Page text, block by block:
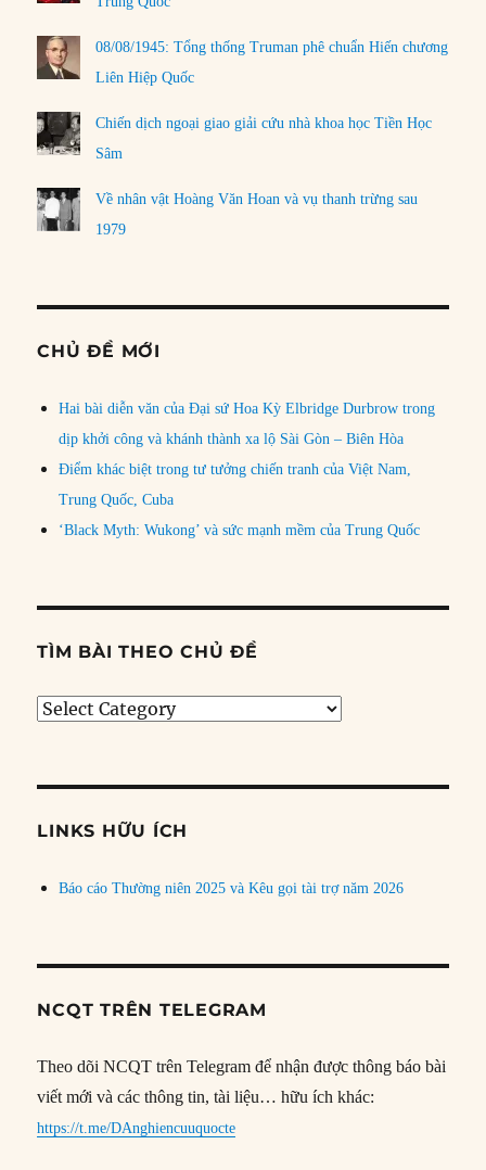
08/08/1945: Tổng thống Truman phê chuẩn Hiến chương
Liên Hiệp Quốc
Chiến dịch ngoại giao giải cứu nhà khoa học Tiền Học
Sâm
Về nhân vật Hoàng Văn Hoan và vụ thanh trừng sau
1979
CHỦ ĐỀ MỚI
Hai bài diễn văn của Đại sứ Hoa Kỳ Elbridge Durbrow trong
dịp khởi công và khánh thành xa lộ Sài Gòn – Biên Hòa
Điểm khác biệt trong tư tưởng chiến tranh của Việt Nam,
Trung Quốc, Cuba
‘Black Myth: Wukong’ và sức mạnh mềm của Trung Quốc
TÌM BÀI THEO CHỦ ĐỀ
Tìm
đề
LINKS HỮU ÍCH
Báo cáo Thường niên 2025 và Kêu gọi tài trợ năm 2026
NCQT TRÊN TELEGRAM
Theo dõi NCQT trên Telegram để nhận được thông báo bài
viết mới và các thông tin, tài liệu… hữu ích khác:
https://t.me/DAnghiencuuquocte